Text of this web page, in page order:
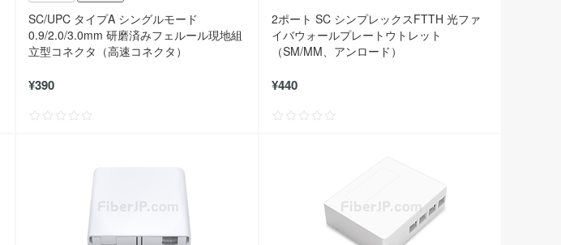
SC/UPC タイプA シングルモード
0.9/2.0/3.0mm 研磨済みフェルール現地組
立型コネクタ（高速コネクタ）
¥390
2ポート SC シンプレックスFTTH 光ファ
イバウォールプレートウトレット
（SM/MM、アンロード）
¥440